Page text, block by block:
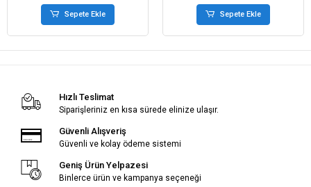
Sepete Ekle Sepete Ekle
Hızlı Teslimat
Siparişleriniz en kısa sürede elinize ulaşır.
Güvenli Alışveriş
Güvenli ve kolay ödeme sistemi
Geniş Ürün Yelpazesi
Binlerce ürün ve kampanya seçeneği